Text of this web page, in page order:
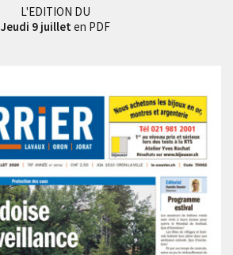
L'EDITION DU
Jeudi 9 juillet en PDF